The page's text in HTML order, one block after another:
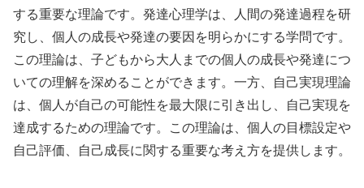
する重要な理論です。発達心理学は、人間の発達過程を研
究し、個人の成長や発達の要因を明らかにする学問です。
この理論は、子どもから大人までの個人の成長や発達につ
いての理解を深めることができます。一方、自己実現理論
は、個人が自己の可能性を最大限に引き出し、自己実現を
達成するための理論です。この理論は、個人の目標設定や
自己評価、自己成長に関する重要な考え方を提供します。